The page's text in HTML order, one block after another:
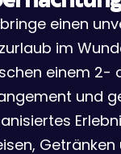
einen
im
einem 2-
und
Getränken